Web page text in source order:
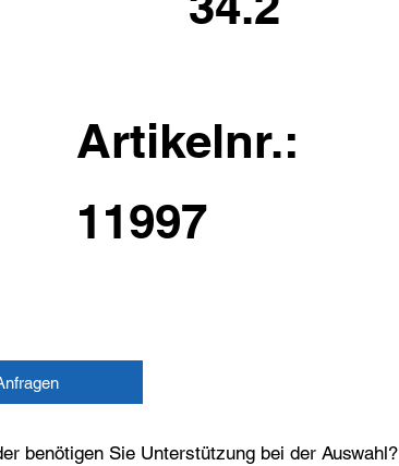
Artikelnr.:
11997
benötigen Sie Unterstützung bei der Auswahl?